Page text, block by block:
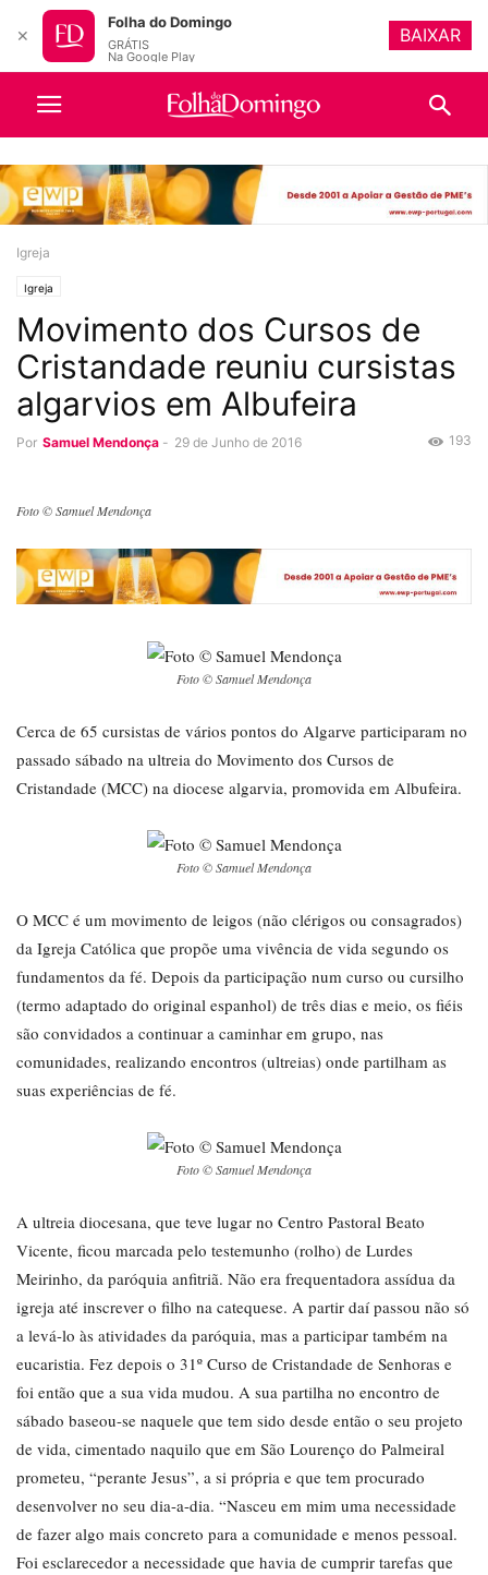
Igreja
Igreja
Movimento dos Cursos de
Cristandade reuniu cursistas
algarvios em Albufeira
Por Samuel Mendonça - 29 de Junho de 2016 193
Foto © Samuel Mendonça
Foto © Samuel Mendonça
Cerca de 65 cursistas de vários pontos do Algarve participaram no
passado sábado na ultreia do Movimento dos Cursos de
Cristandade (MCC) na diocese algarvia, promovida em Albufeira.
Foto © Samuel Mendonça
O MCC é um movimento de leigos (não clérigos ou consagrados)
da Igreja Católica que propõe uma vivência de vida segundo os
fundamentos da fé. Depois da participação num curso ou cursilho
(termo adaptado do original espanhol) de três dias e meio, os fiéis
são convidados a continuar a caminhar em grupo, nas
comunidades, realizando encontros (ultreias) onde partilham as
suas experiências de fé.
Foto © Samuel Mendonça
A ultreia diocesana, que teve lugar no Centro Pastoral Beato
Vicente, ficou marcada pelo testemunho (rolho) de Lurdes
Meirinho, da paróquia anfitriã. Não era frequentadora assídua da
igreja até inscrever o filho na catequese. A partir daí passou não só
a levá-lo às atividades da paróquia, mas a participar também na
eucaristia. Fez depois o 31º Curso de Cristandade de Senhoras e
foi então que a sua vida mudou. A sua partilha no encontro de
sábado baseou-se naquele que tem sido desde então o seu projeto
de vida, cimentado naquilo que em São Lourenço do Palmeiral
prometeu, “perante Jesus”, a si própria e que tem procurado
desenvolver no seu dia-a-dia. “Nasceu em mim uma necessidade
de fazer algo mais concreto para a comunidade e menos pessoal.
Foi esclarecedor a necessidade que havia de cumprir tarefas que
✕
Folha do Domingo
GRÁTIS
Na Google Play
BAIXAR